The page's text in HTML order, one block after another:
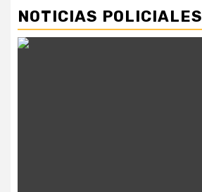
NOTICIAS POLICIALES